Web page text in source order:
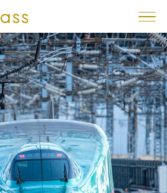
×
トピックス
予約方法
車内サービス